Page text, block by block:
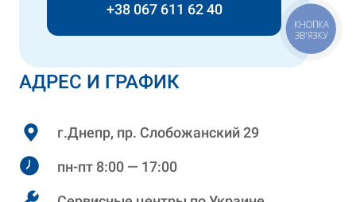
АДРЕС И ГРАФИК
г.Днепр, пр. Слобожанский 29
пн-пт 8:00 — 17:00
+38 067 611 62 40
КНОПКА
ЗВ'ЯЗКУ